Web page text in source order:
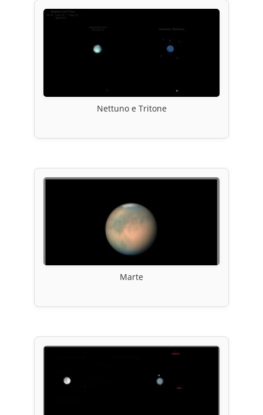
Nettuno e Tritone
Marte